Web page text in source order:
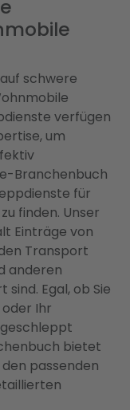
schwere
verfügen
um
Branchenbuch
für
finden. Unser
Einträge von
Transport
anderen
Egal, ob Sie
Ihr
bietet
passenden